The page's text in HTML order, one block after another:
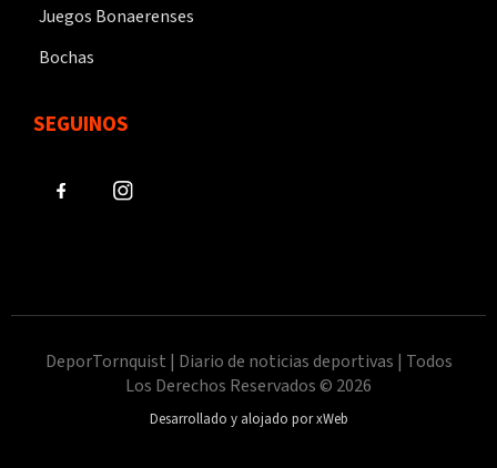
Juegos Bonaerenses
Bochas
SEGUINOS
DeporTornquist | Diario de noticias deportivas | Todos
Los Derechos Reservados © 2026
Desarrollado y alojado por xWeb